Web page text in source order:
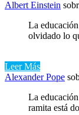
Albert Einstein
La
olvidado lo
Leer Más
Alexander Pope
La
ramita está